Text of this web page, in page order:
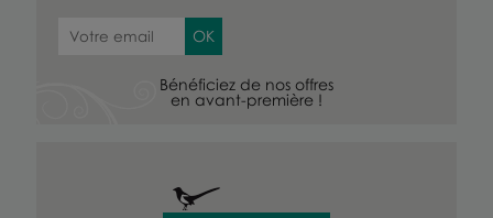
Bénéficiez de nos offres
en avant-première !